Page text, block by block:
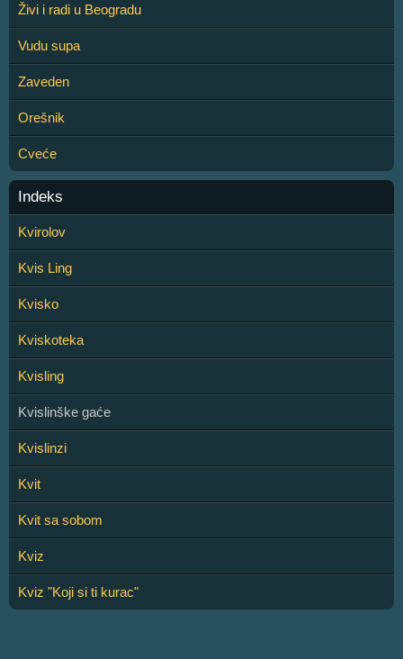
Živi i radi u Beogradu
Vudu supa
Zaveden
Orešnik
Cveće
Indeks
Kvirolov
Kvis Ling
Kvisko
Kviskoteka
Kvisling
Kvislinške gaće
Kvislinzi
Kvit
Kvit sa sobom
Kviz
Kviz "Koji si ti kurac"